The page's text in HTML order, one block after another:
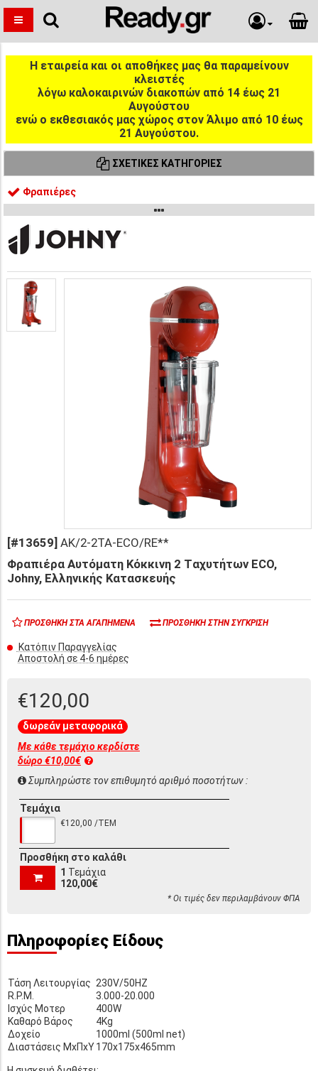
Η εταιρεία και οι αποθήκες μας θα παραμείνουν
κλειστές
λόγω καλοκαιρινών διακοπών από 14 έως 21
Αυγούστου
ενώ ο εκθεσιακός μας χώρος στον Άλιμο από 10 έως
21 Αυγούστου.
ΣΧΕΤΙΚΈΣ ΚΑΤΗΓΟΡΊΕΣ
Φραπιέρες
[#13659] AK/2-2TA-ECO/RE**
Φραπιέρα Αυτόματη Κόκκινη 2 Tαχυτήτων ECO,
Johny, Ελληνικής Κατασκευής
ΠΡΟΣΘΉΚΗ ΣΤΑ ΑΓΑΠΗΜΈΝΑ ΠΡΟΣΘΉΚΗ ΣΤΗΝ ΣΎΓΚΡΙΣΗ
Κατόπιν Παραγγελίας
Αποστολή σε 4-6 ημέρες
€120,00
δωρεάν μεταφορικά
Με κάθε τεμάχιο κερδίστε
δώρο €10,00€
Συμπληρώστε τον επιθυμητό αριθμό ποσοτήτων :
Τεμάχια
€120,00 /ΤΕΜ
Προσθήκη στο καλάθι
1 Τεμάχια
120,00€
* Οι τιμές δεν περιλαμβάνουν ΦΠΑ
Πληροφορίες Είδους
Τάση Λειτουργίας 230V/50HZ
R.P.M.
3.000-20.000
Ισχύς Μοτερ
400W
Καθαρό Βάρος
4Kg
Δοχείο
1000ml (500ml net)
Διαστάσεις ΜxΠxΥ170x175x465mm